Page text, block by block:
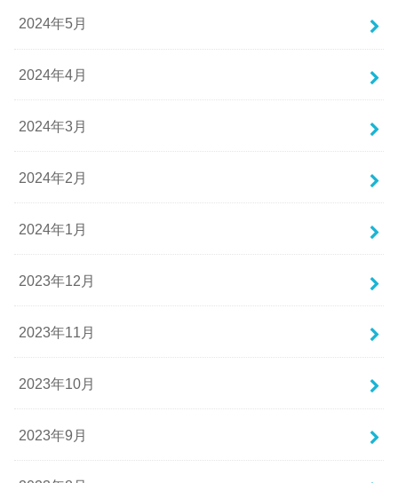
2024年5月
2024年4月
2024年3月
2024年2月
2024年1月
2023年12月
2023年11月
2023年10月
2023年9月